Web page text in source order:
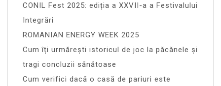
CONIL Fest 2025: ediția a XXVII-a a Festivalului
Integrări
ROMANIAN ENERGY WEEK 2025
Cum îți urmărești istoricul de joc la păcănele și
tragi concluzii sănătoase
Cum verifici dacă o casă de pariuri este